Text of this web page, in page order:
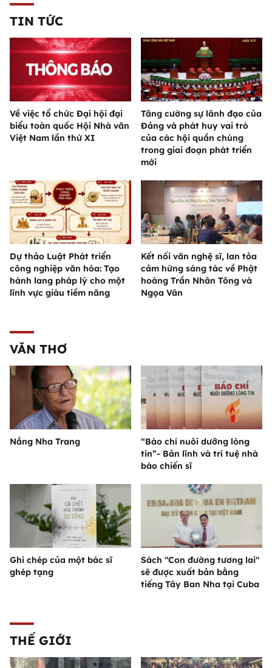
TIN TỨC
Về việc tổ chức Đại hội đại
biểu toàn quốc Hội Nhà văn
Việt Nam lần thứ XI
Tăng cường sự lãnh đạo của
Đảng và phát huy vai trò
của các hội quần chúng
trong giai đoạn phát triển
mới
Dự thảo Luật Phát triển
công nghiệp văn hóa: Tạo
hành lang pháp lý cho một
lĩnh vực giàu tiềm năng
Kết nối văn nghệ sĩ, lan tỏa
cảm hứng sáng tác về Phật
hoàng Trần Nhân Tông và
Ngọa Vân
VĂN THƠ
Nắng Nha Trang
“Báo chí nuôi dưỡng lòng
tin”- Bản lĩnh và trí tuệ nhà
báo chiến sĩ
Ghi chép của một bác sĩ
ghép tạng
Sách "Con đường tương lai"
sẽ được xuất bản bằng
tiếng Tây Ban Nha tại Cuba
THẾ GIỚI